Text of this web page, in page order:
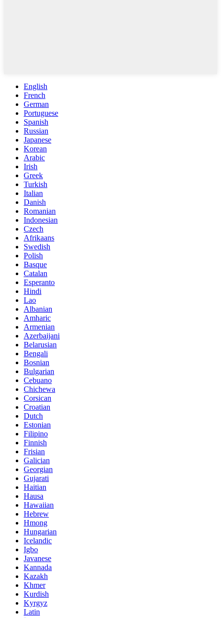
English
French
German
Portuguese
Spanish
Russian
Japanese
Korean
Arabic
Irish
Greek
Turkish
Italian
Danish
Romanian
Indonesian
Czech
Afrikaans
Swedish
Polish
Basque
Catalan
Esperanto
Hindi
Lao
Albanian
Amharic
Armenian
Azerbaijani
Belarusian
Bengali
Bosnian
Bulgarian
Cebuano
Chichewa
Corsican
Croatian
Dutch
Estonian
Filipino
Finnish
Frisian
Galician
Georgian
Gujarati
Haitian
Hausa
Hawaiian
Hebrew
Hmong
Hungarian
Icelandic
Igbo
Javanese
Kannada
Kazakh
Khmer
Kurdish
Kyrgyz
Latin